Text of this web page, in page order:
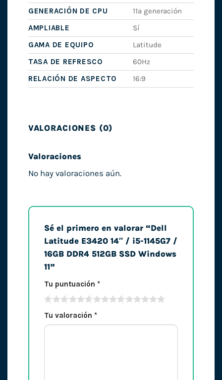
GENERACIÓN DE CPU
11ª generación
AMPLIABLE
Sí
GAMA DE EQUIPO
Latitude
TASA DE REFRESCO
60Hz
RELACIÓN DE ASPECTO
16:9
VALORACIONES (0)
Valoraciones
No hay valoraciones aún.
Sé el primero en valorar “Dell
Latitude E3420 14″ / i5-1145G7 /
16GB DDR4 512GB SSD Windows
11”
Tu puntuación *
Tu valoración *